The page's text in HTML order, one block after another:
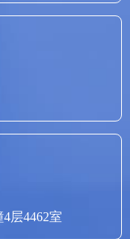
层4462室